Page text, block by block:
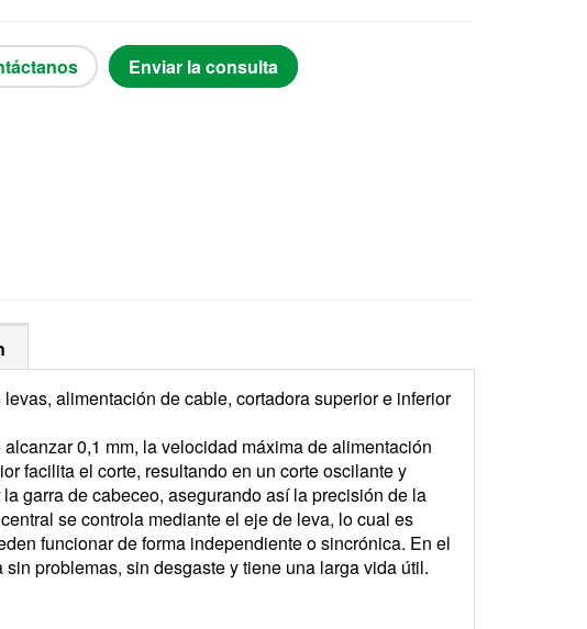
Enviar la consulta
alimentación de cable, cortadora superior e inferior
0,1 mm, la velocidad máxima de alimentación
facilita el corte, resultando en un corte oscilante y
garra de cabeceo, asegurando así la precisión de la
se controla mediante el eje de leva, lo cual es
funcionar de forma independiente o sincrónica. En el
problemas, sin desgaste y tiene una larga vida útil.